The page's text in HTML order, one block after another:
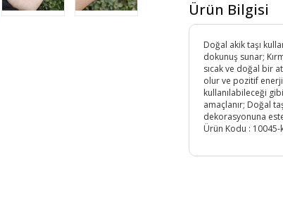
Ürün Bilgisi
Doğal akik taşı
dokunuş sunar;
sıcak ve doğal bir
olur ve pozitif
kullanılabileceği
amaçlanır; Doğal
dekorasyonuna
Ürün Kodu : 10045-